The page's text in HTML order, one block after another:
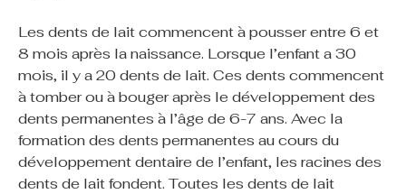
Les dents de lait commencent à pousser entre 6 et
8 mois après la naissance. Lorsque l’enfant a 30
mois, il y a 20 dents de lait. Ces dents commencent
à tomber ou à bouger après le développement des
dents permanentes à l’âge de 6-7 ans. Avec la
formation des dents permanentes au cours du
développement dentaire de l’enfant, les racines des
dents de lait fondent. Toutes les dents de lait